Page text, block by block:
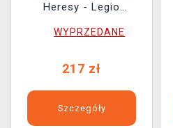
Heresy - Legio
Guard Sodality (6
WYPRZEDANE
217 zł
Szczegóły